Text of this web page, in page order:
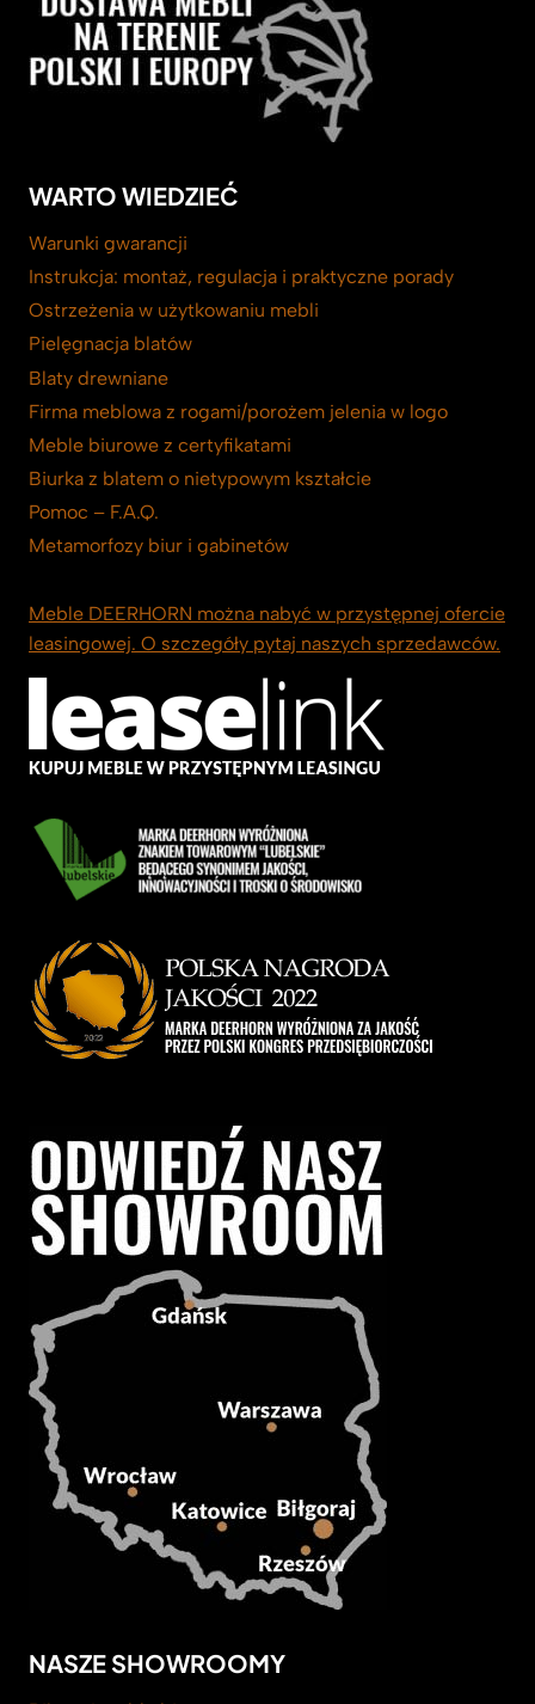
WARTO WIEDZIEĆ
Warunki gwarancji
Instrukcja: montaż, regulacja i praktyczne porady
Ostrzeżenia w użytkowaniu mebli
Pielęgnacja blatów
Blaty drewniane
Firma meblowa z rogami/porożem jelenia w logo
Meble biurowe z certyfikatami
Biurka z blatem o nietypowym kształcie
Pomoc – F.A.Q.
Metamorfozy biur i gabinetów
Meble DEERHORN można nabyć w przystępnej ofercie
leasingowej. O szczegóły pytaj naszych sprzedawców.
NASZE SHOWROOMY